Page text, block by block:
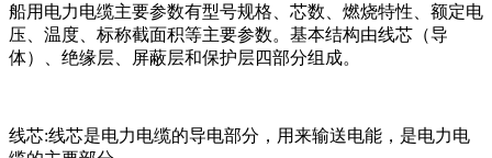
船用电力电缆主要参数有型号规格、芯数、燃烧特性、额定电
压、温度、标称截面积等主要参数。基本结构由线芯（导
体）、绝缘层、屏蔽层和保护层四部分组成。
线芯:线芯是电力电缆的导电部分，用来输送电能，是电力电